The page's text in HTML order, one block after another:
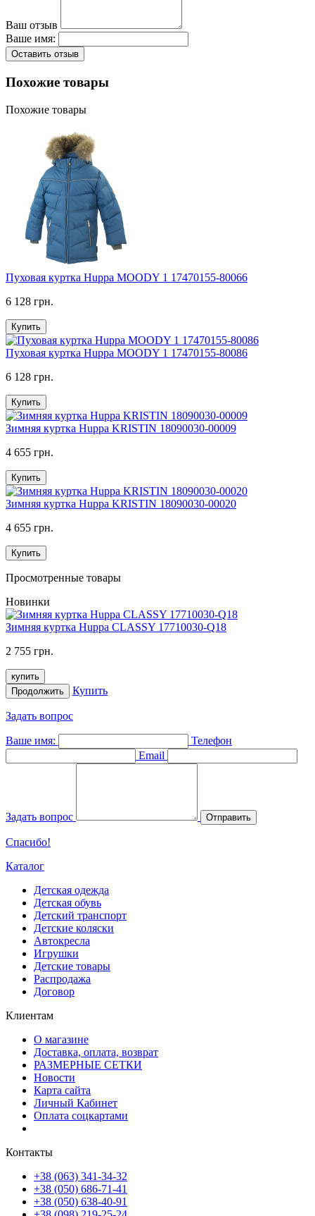
Ваш отзыв
Ваше имя:
Оставить отзыв
Похожие товары
Похожие товары
Пуховая куртка Huppa MOODY 1 17470155-80066
6 128 грн.
Купить
Пуховая куртка Huppa MOODY 1 17470155-80086
6 128 грн.
Купить
Зимняя куртка Huppa KRISTIN 18090030-00009
4 655 грн.
Купить
Зимняя куртка Huppa KRISTIN 18090030-00020
4 655 грн.
Купить
Просмотренные товары
Новинки
Зимняя куртка Huppa CLASSY 17710030-Q18
2 755 грн.
купить
Продолжить
Купить
Задать вопрос
Ваше имя:
Телефон
Email
Задать вопрос Отправить
Спасибо!
Каталог
Детская одежда
Детская обувь
Детский транспорт
Детские коляски
Автокресла
Игрушки
Детские товары
Распродажа
Договор
Клиентам
О магазине
Доставка, оплата, возврат
РАЗМЕРНЫЕ СЕТКИ
Новости
Карта сайта
Личный Кабинет
Оплата соцкартами
Контакты
+38 (063) 341-34-32
+38 (050) 686-71-41
+38 (050) 638-40-91